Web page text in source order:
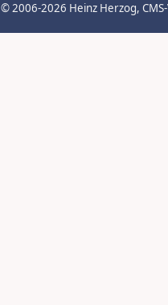
© 2006-2026 Heinz Herzog,